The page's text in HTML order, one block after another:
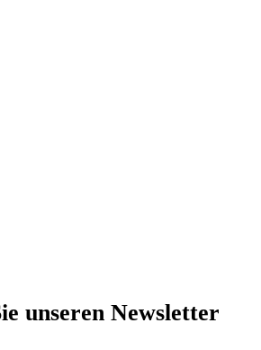
unseren Newsletter